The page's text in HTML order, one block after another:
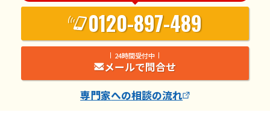
0120-897-489
24時間受付中
メールで問合せ
専門家への相談の流れ